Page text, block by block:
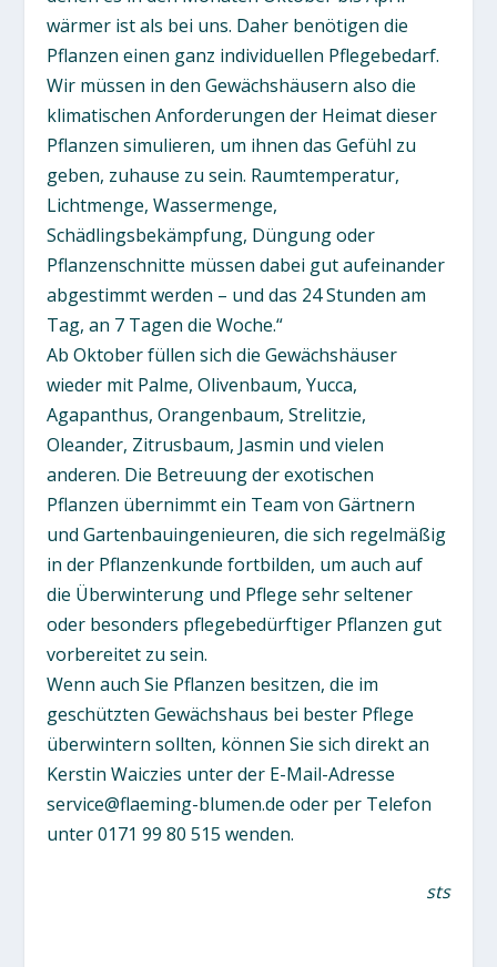
wärmer ist als bei uns. Daher benötigen die
Pflanzen einen ganz individuellen Pflegebedarf.
Wir müssen in den Gewächshäusern also die
klimatischen Anforderungen der Heimat dieser
Pflanzen simulieren, um ihnen das Gefühl zu
geben, zuhause zu sein. Raumtemperatur,
Lichtmenge, Wassermenge,
Schädlingsbekämpfung, Düngung oder
Pflanzenschnitte müssen dabei gut aufeinander
abgestimmt werden – und das 24 Stunden am
Tag, an 7 Tagen die Woche.“
Ab Oktober füllen sich die Gewächshäuser
wieder mit Palme, Olivenbaum, Yucca,
Agapanthus, Orangenbaum, Strelitzie,
Oleander, Zitrusbaum, Jasmin und vielen
anderen. Die Betreuung der exotischen
Pflanzen übernimmt ein Team von Gärtnern
und Gartenbauingenieuren, die sich regelmäßig
in der Pflanzenkunde fortbilden, um auch auf
die Überwinterung und Pflege sehr seltener
oder besonders pflegebedürftiger Pflanzen gut
vorbereitet zu sein.
Wenn auch Sie Pflanzen besitzen, die im
geschützten Gewächshaus bei bester Pflege
überwintern sollten, können Sie sich direkt an
Kerstin Waiczies unter der E-Mail-Adresse
service@flaeming-blumen.de oder per Telefon
unter 0171 99 80 515 wenden.
sts